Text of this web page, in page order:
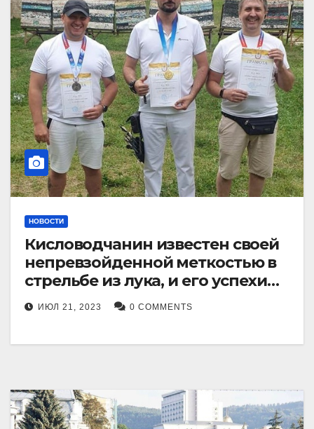
НОВОСТИ
Кисловодчанин известен своей
непревзойденной меткостью в
стрельбе из лука, и его успехи
прославили его в
Ставропольском крае.
ИЮЛ 21, 2023 0 COMMENTS